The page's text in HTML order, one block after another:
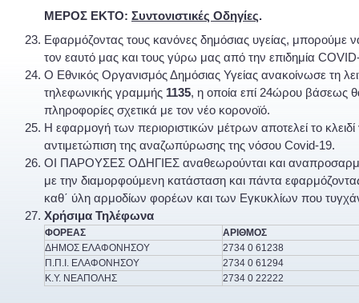
ΜΕΡΟΣ ΕΚΤΟ: Συντονιστικές Οδηγίες.
Εφαρμόζοντας τους κανόνες δημόσιας υγείας, μπορούμε
τον εαυτό μας και τους γύρω μας από την επιδημία
Ο Εθνικός Οργανισμός Δημόσιας Υγείας ανακοίνωσε τη
τηλεφωνικής γραμμής 1135, η οποία επί 24ώρου βάσεως
πληροφορίες σχετικά με τον νέο κορονοϊό.
H εφαρμογή των περιοριστικών μέτρων αποτελεί το κλειδί
αντιμετώπιση της αναζωπύρωσης της νόσου Covid-19.
ΟΙ ΠΑΡΟΥΣΕΣ ΟΔΗΓΙΕΣ αναθεωρούνται και
με την διαμορφούμενη κατάσταση και πάντα
καθ΄ ύλη αρμοδίων φορέων και των Εγκυκλίων που
Χρήσιμα Τηλέφωνα
ΦΟΡΕΑΣ
ΑΡΙΘΜΟΣ
ΔΗΜΟΣ ΕΛΑΦΟΝΗΣΟΥ
2734 0 61238
Π.Π.Ι. ΕΛΑΦΟΝΗΣΟΥ
2734 0 61294
Κ.Υ. ΝΕΑΠΟΛΗΣ
2734 0 22222